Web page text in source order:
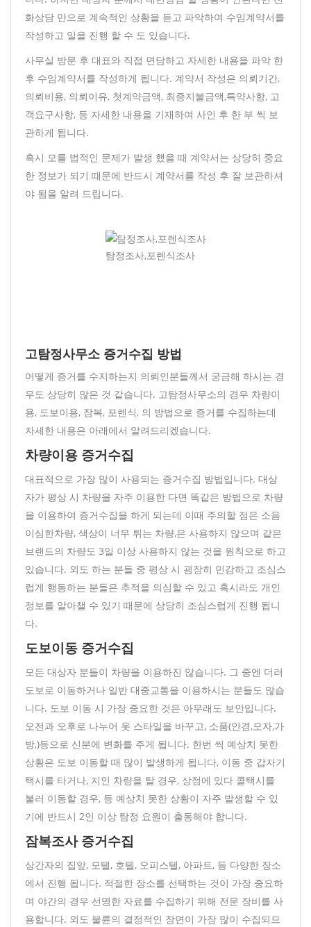
화상담 만으로 계속적인 상황을 듣고 파악하여 수임계약서를
작성하고 일을 진행 할 수 도 있습니다.
사무실 방문 후 대표와 직접 면담하고 자세한 내용을 파악 한
후 수임계약서를 작성하게 됩니다. 계약서 작성은 의뢰기간,
의뢰비용, 의뢰이유, 첫계약금액, 최종지불금액,특약사항, 고
객요구사항, 등 자세한 내용을 기재하여 사인 후 한 부 씩 보
관하게 됩니다.
혹시 모를 법적인 문제가 발생 했을 때 계약서는 상당히 중요
한 정보가 되기 때문에 반드시 계약서를 작성 후 잘 보관하셔
야 됨을 알려 드립니다.
탐정조사,포렌식조사
고탐정사무소 증거수집 방법
어떻게 증거를 수지하는지 의뢰인분들께서 궁금해 하시는 경
우도 상당히 많은 것 같습니다. 고탐정사무소의 경우 차량이
용, 도보이용, 잠복, 포렌식, 의 방법으로 증거를 수집하는데
자세한 내용은 아래에서 알려드리겠습니다.
차량이용 증거수집
대표적으로 가장 많이 사용되는 증거수집 방법입니다. 대상
자가 평상 시 차량을 자주 이용한 다면 똑같은 방법으로 차량
을 이용하여 증거수집을 하게 되는데 이때 주의할 점은 소음
이심한차량, 색상이 너무 튀는 차량,은 사용하지 않으며 같은
브랜드의 차량도 3일 이상 사용하지 않는 것을 원칙으로 하고
있습니다. 외도 하는 분들 중 평상 시 굉장히 민감하고 조심스
럽게 행동하는 분들은 추적을 의심할 수 있고 혹시라도 개인
정보를 알아챌 수 있기 때문에 상당히 조심스럽게 진행 됩니
다.
도보이동 증거수집
모든 대상자 분들이 차량을 이용하진 않습니다. 그 중엔 더러
도보로 이동하거나 일반 대중교통을 이용하시는 분들도 많습
니다. 도보 이동 시 가장 중요한 것은 아무래도 보안입니다.
오전과 오후로 나누어 옷 스타일을 바꾸고, 소품(안경,모자,가
방,)등으로 신분에 변화를 주게 됩니다. 한번 씩 예상치 못한
상황은 도보 이동할 때 많이 발생하게 됩니다, 이동 중 갑자기
택시를 타거나, 지인 차량을 탈 경우, 상점에 있다 콜택시를
불러 이동할 경우, 등 예상치 못한 상황이 자주 발생할 수 있
기에 반드시 2인 이상 탐정 요원이 출동해야 합니다.
잠복조사 증거수집
상간자의 집앞, 모텔, 호텔, 오피스텔, 아파트, 등 다양한 장소
에서 진행 됩니다. 적절한 장소를 선택하는 것이 가장 중요하
며 야간의 경우 선명한 자료를 수집하기 위해 전문 장비를 사
용합니다. 외도 불륜의 결정적인 장면이 가장 많이 수집되므